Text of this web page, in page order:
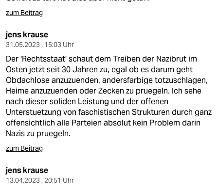
zum Beitrag
jens krause
31.05.2023 , 15:03 Uhr
Der 'Rechtsstaat' schaut dem Treiben der Nazibrut im
Osten jetzt seit 30 Jahren zu, egal ob es darum geht
Obdachlose anzuzuenden, andersfarbige totzuschlagen,
Heime anzuzuenden oder Zecken zu pruegeln. Ich sehe
nach dieser soliden Leistung und der offenen
Unterstuetzung von faschistischen Strukturen durch ganz
offensichtlich alle Parteien absolut kein Problem darin
Nazis zu pruegeln.
zum Beitrag
jens krause
13.04.2023 , 20:51 Uhr